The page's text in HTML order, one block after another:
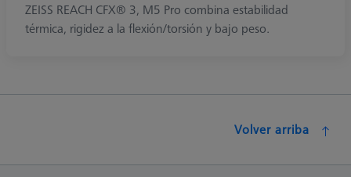
ZEISS REACH CFX® 3, M5 Pro combina estabilidad
térmica, rigidez a la flexión/torsión y bajo peso.
Volver arriba